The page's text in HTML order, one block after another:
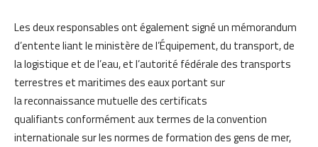
Les deux responsables ont également signé un mémorandum
d’entente liant le ministère de l’Équipement, du transport, de
la logistique et de l’eau, et l’autorité fédérale des transports
terrestres et maritimes des eaux portant sur
la reconnaissance mutuelle des certificats
qualifiants conformément aux termes de la convention
internationale sur les normes de formation des gens de mer,